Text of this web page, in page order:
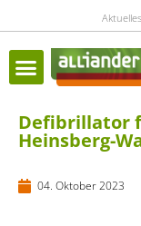
Aktuelles
Defibrillator
Heinsberg-
04. Oktober 2023